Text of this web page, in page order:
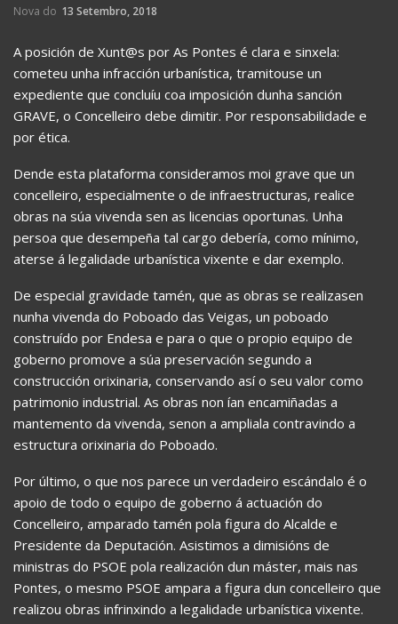
Nova do 13 Setembro, 2018
A posición de Xunt@s por As Pontes é clara e sinxela:
cometeu unha infracción urbanística, tramitouse un
expediente que concluíu coa imposición dunha sanción
GRAVE, o Concelleiro debe dimitir. Por responsabilidade e
por ética.
Dende esta plataforma consideramos moi grave que un
concelleiro, especialmente o de infraestructuras, realice
obras na súa vivenda sen as licencias oportunas. Unha
persoa que desempeña tal cargo debería, como mínimo,
aterse á legalidade urbanística vixente e dar exemplo.
De especial gravidade tamén, que as obras se realizasen
nunha vivenda do Poboado das Veigas, un poboado
construído por Endesa e para o que o propio equipo de
goberno promove a súa preservación segundo a
construcción orixinaria, conservando así o seu valor como
patrimonio industrial. As obras non ían encamiñadas a
mantemento da vivenda, senon a ampliala contravindo a
estructura orixinaria do Poboado.
Por último, o que nos parece un verdadeiro escándalo é o
apoio de todo o equipo de goberno á actuación do
Concelleiro, amparado tamén pola figura do Alcalde e
Presidente da Deputación. Asistimos a dimisións de
ministras do PSOE pola realización dun máster, mais nas
Pontes, o mesmo PSOE ampara a figura dun concelleiro que
realizou obras infrinxindo a legalidade urbanística vixente.